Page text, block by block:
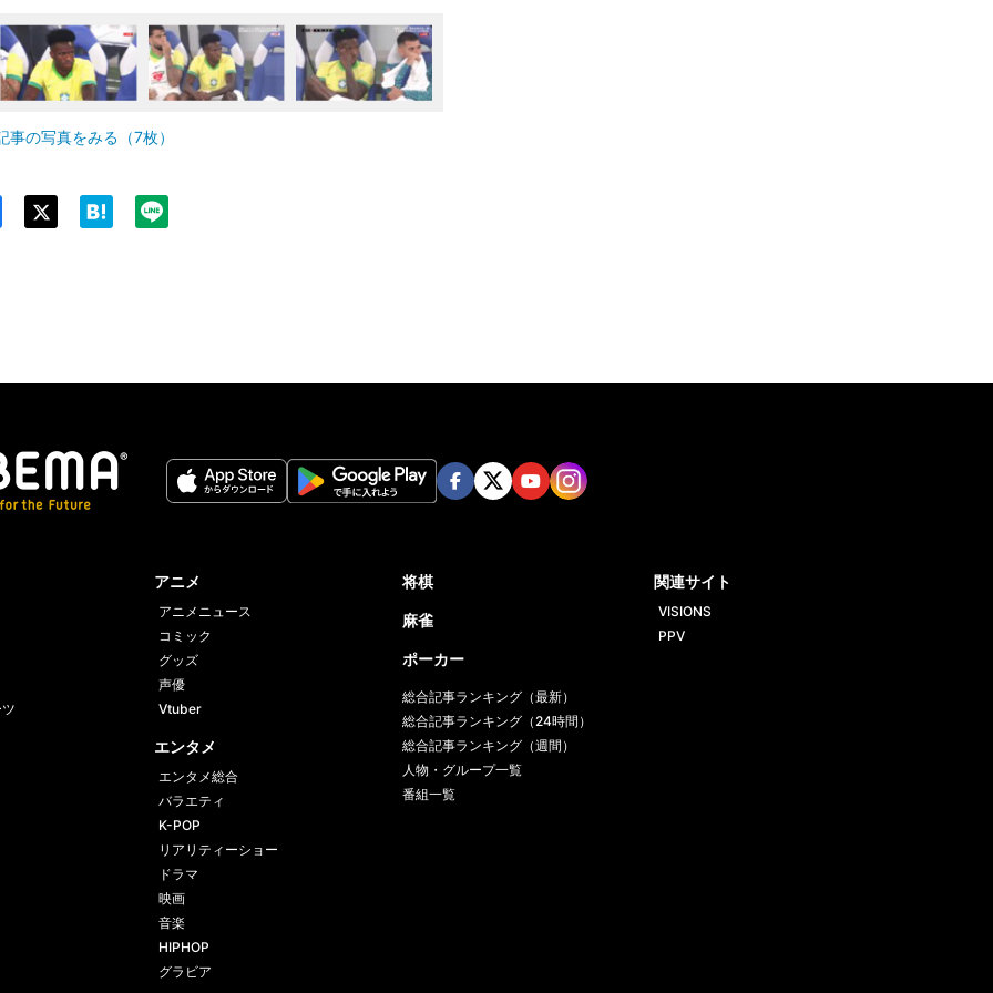
事の写真をみる（7枚）
アニメ
アニメニュース
コミック
グッズ
声優
Vtuber
エンタメ
エンタメ総合
バラエティ
K-POP
リアリティーショー
ドラマ
映画
音楽
HIPHOP
グラビア
将棋
麻雀
ポーカー
総合記事ランキング（最新）
総合記事ランキング（24時間）
総合記事ランキング（週間）
人物・グループ一覧
番組一覧
関連サイト
VISIONS
PPV